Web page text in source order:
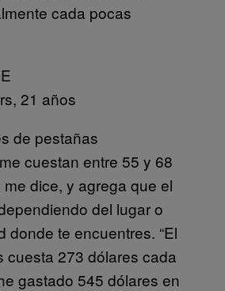
cada pocas
21 años
de pestañas
cuestan entre 55 y 68
me dice, y agrega que el
del lugar o
donde te encuentres. “El
cuesta 273 dólares cada
gastado 545 dólares en